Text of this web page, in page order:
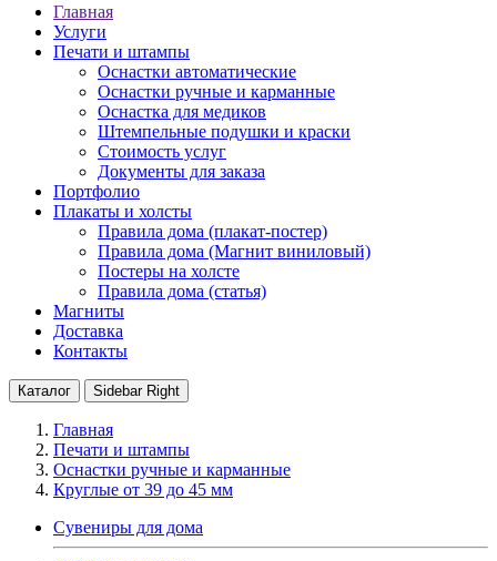
Главная
Услуги
Печати и штампы
Оснастки автоматические
Оснастки ручные и карманные
Оснастка для медиков
Штемпельные подушки и краски
Стоимость услуг
Документы для заказа
Портфолио
Плакаты и холсты
Правила дома (плакат-постер)
Правила дома (Магнит виниловый)
Постеры на холсте
Правила дома (статья)
Магниты
Доставка
Контакты
Каталог Sidebar Right
Главная
Печати и штампы
Оснастки ручные и карманные
Круглые от 39 до 45 мм
Сувениры для дома